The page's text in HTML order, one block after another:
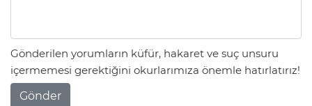
Gönderilen yorumların küfür, hakaret ve suç unsuru
içermemesi gerektiğini okurlarımıza önemle hatırlatırız!
Gönder